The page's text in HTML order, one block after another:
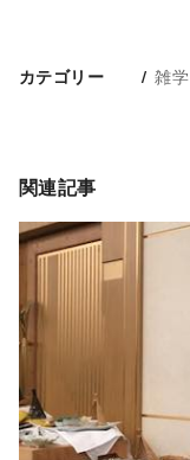
カテゴリー 雑学
関連記事